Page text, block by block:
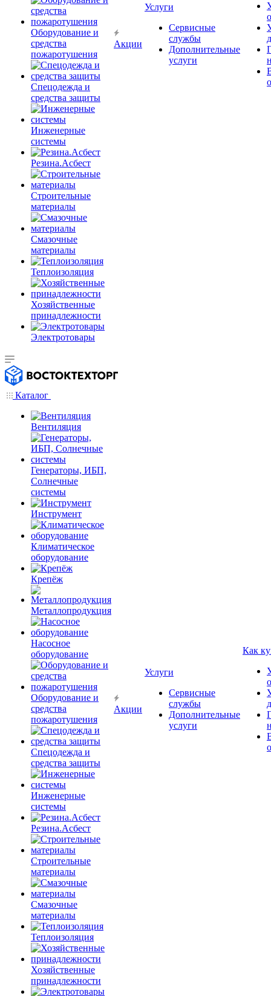
Оборудование и
средства
пожаротушения
Спецодежда и
средства защиты
Инженерные
системы
Резина.Асбест
Строительные
материалы
Смазочные
материалы
Теплоизоляция
Хозяйственные
принадлежности
Электротовары
Акции
Услуги
Сервисные
службы
Дополнительные
услуги
Каталог
Вентиляция
Генераторы, ИБП,
Солнечные
системы
Инструмент
Климатическое
оборудование
Крепёж
Металлопродукция
Насосное
оборудование
Оборудование и
средства
пожаротушения
Спецодежда и
средства защиты
Инженерные
системы
Резина.Асбест
Строительные
материалы
Смазочные
материалы
Теплоизоляция
Хозяйственные
принадлежности
Акции
Услуги
Сервисные
службы
Дополнительные
услуги
Как